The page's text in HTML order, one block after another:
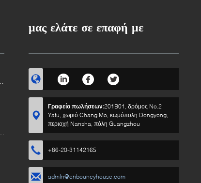
μας ελάτε σε επαφή με
Γραφείο πωλήσεων:201B01, δρόμος No.2
Yatu, χωριό Chang Mo, κωμόπολη Dongyong,
περιοχή Nansha, πόλη Guangzhou
+86-20-31142165
admin@cnbouncyhouse.com